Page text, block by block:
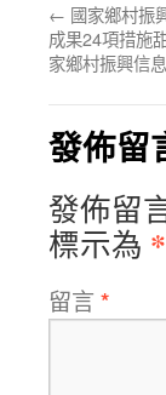
← 國家鄉村振
成果24項措施
家鄉村振興信
發佈留
發佈留
標示為 *
留言 *